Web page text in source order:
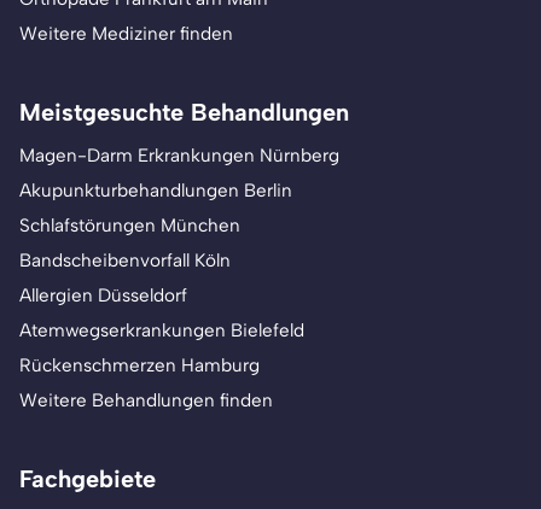
Weitere Mediziner finden
Meistgesuchte Behandlungen
Magen-Darm Erkrankungen Nürnberg
Akupunkturbehandlungen Berlin
Schlafstörungen München
Bandscheibenvorfall Köln
Allergien Düsseldorf
Atemwegserkrankungen Bielefeld
Rückenschmerzen Hamburg
Weitere Behandlungen finden
Fachgebiete